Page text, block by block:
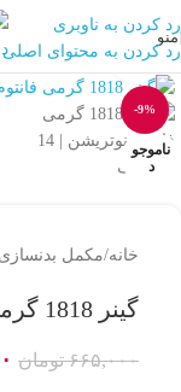
رد کردن به ناوبری
رد کردن به محتوای اصلی
منو
-9%
ناموجو
د
بزرگنمایی تصویر
خانه/مکمل بدنسازی
گینر 1818 گرمی فانتوم نوتریشن | 14 سروینگ
۶۶۵,۰۰۰ تومان